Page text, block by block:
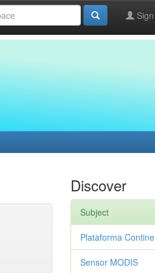
Discover
Subject
Plataforma
Sensor MODIS